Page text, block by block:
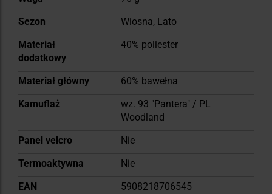
Sezon
Wiosna, Lato
Materiał
dodatkowy
40% poliester
Materiał główny
60% bawełna
Kamuflaż
wz. 93 "Pantera" / PL
Woodland
Panel velcro
Nie
Termoaktywna
Nie
EAN
5908218706545